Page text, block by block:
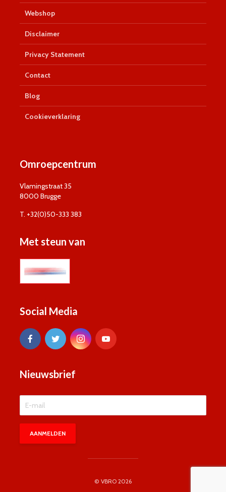
Webshop
Disclaimer
Privacy Statement
Contact
Blog
Cookieverklaring
Omroepcentrum
Vlamingstraat 35
8000 Brugge
T. +32(0)50-333 383
Met steun van
Social Media
Nieuwsbrief
© VBRO 2026